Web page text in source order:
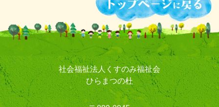
社会福祉法人くすのみ福祉会
ひらまつの杜